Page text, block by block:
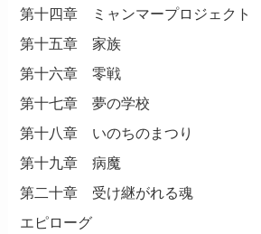
第十四章 ミャンマープロジェクト
第十五章 家族
第十六章 零戦
第十七章 夢の学校
第十八章 いのちのまつり
第十九章 病魔
第二十章 受け継がれる魂
エピローグ